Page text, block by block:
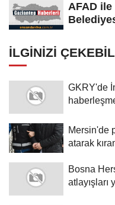
AFAD
İLGINIZI
GKRY'de
Mersin'de
atarak
Bosna
atlayışları